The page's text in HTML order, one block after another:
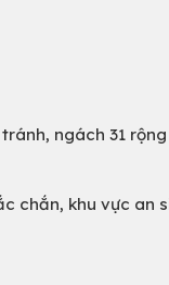
ngách 31
chắn, khu vực an